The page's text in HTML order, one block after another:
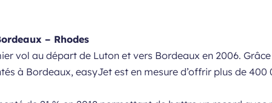
– Rhodes
vol au départ de Luton et vers Bordeaux en 2006.
à Bordeaux, easyJet est en mesure d’offrir plus de 400